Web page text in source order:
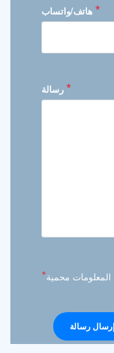
*
*
*